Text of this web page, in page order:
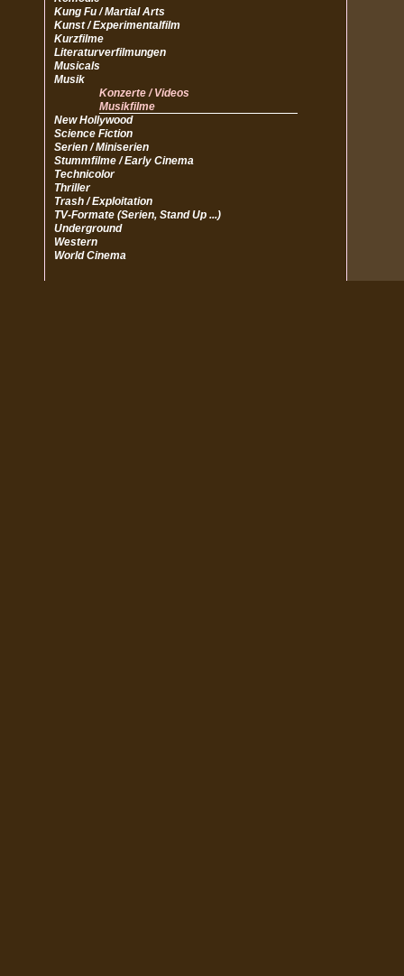
Kung Fu / Martial Arts
Kunst / Experimentalfilm
Kurzfilme
Literaturverfilmungen
Musicals
Musik
Konzerte / Videos
Musikfilme
New Hollywood
Science Fiction
Serien / Miniserien
Stummfilme / Early Cinema
Technicolor
Thriller
Trash / Exploitation
TV-Formate (Serien, Stand Up ...)
Underground
Western
World Cinema